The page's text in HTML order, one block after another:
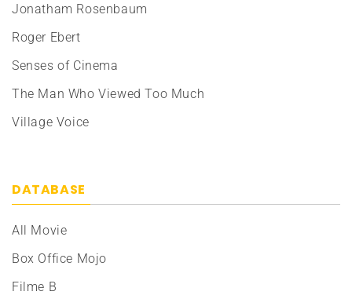
Jonatham Rosenbaum
Roger Ebert
Senses of Cinema
The Man Who Viewed Too Much
Village Voice
DATABASE
All Movie
Box Office Mojo
Filme B